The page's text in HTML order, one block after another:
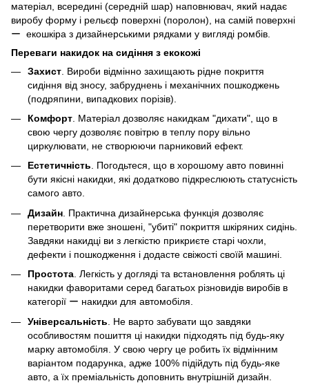
матеріал, всередині (середній шар) наповнювач, який надає
виробу форму і рельєф поверхні (поролон), на самій поверхні
ー екошкіра з дизайнерськими рядками у вигляді ромбів.
Переваги накидок на сидіння з екокожі
Захист . Вироби відмінно захищають рідне покриття
сидіння від зносу, забруднень і механічних пошкоджень
(подряпини, випадкових порізів).
Комфорт . Матеріал дозволяє накидкам "дихати", що в
свою чергу дозволяє повітрю в теплу пору вільно
циркулювати, не створюючи парниковий ефект.
Естетичність. Погодьтеся, що в хорошому авто повинні
бути якісні накидки, які додатково підкреслюють статусність
самого авто.
Дизайн . Практична дизайнерська функція дозволяє
перетворити вже зношені, "убиті" покриття шкіряних сидінь.
Завдяки накидці ви з легкістю прикриєте старі чохли,
дефекти і пошкодження і додасте свіжості своїй машині.
Простота . Легкість у догляді та встановлення роблять ці
накидки фаворитами серед багатьох різновидів виробів в
категорії ー накидки для автомобіля.
Універсальність . Не варто забувати що завдяки
особливостям пошиття ці накидки підходять під будь-яку
марку автомобіля. У свою чергу це робить їх відмінним
варіантом подарунка, адже 100% підійдуть під будь-яке
авто, а їх преміальність доповнить внутрішній дизайн.